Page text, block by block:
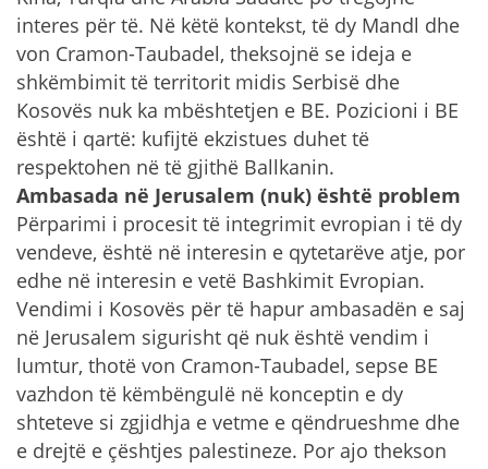
interes për të. Në këtë kontekst, të dy Mandl dhe
von Cramon-Taubadel, theksojnë se ideja e
shkëmbimit të territorit midis Serbisë dhe
Kosovës nuk ka mbështetjen e BE. Pozicioni i BE
është i qartë: kufijtë ekzistues duhet të
respektohen në të gjithë Ballkanin.
Ambasada në Jerusalem (nuk) është problem
Përparimi i procesit të integrimit evropian i të dy
vendeve, është në interesin e qytetarëve atje, por
edhe në interesin e vetë Bashkimit Evropian.
Vendimi i Kosovës për të hapur ambasadën e saj
në Jerusalem sigurisht që nuk është vendim i
lumtur, thotë von Cramon-Taubadel, sepse BE
vazhdon të këmbëngulë në konceptin e dy
shteteve si zgjidhja e vetme e qëndrueshme dhe
e drejtë e çështjes palestineze. Por ajo thekson